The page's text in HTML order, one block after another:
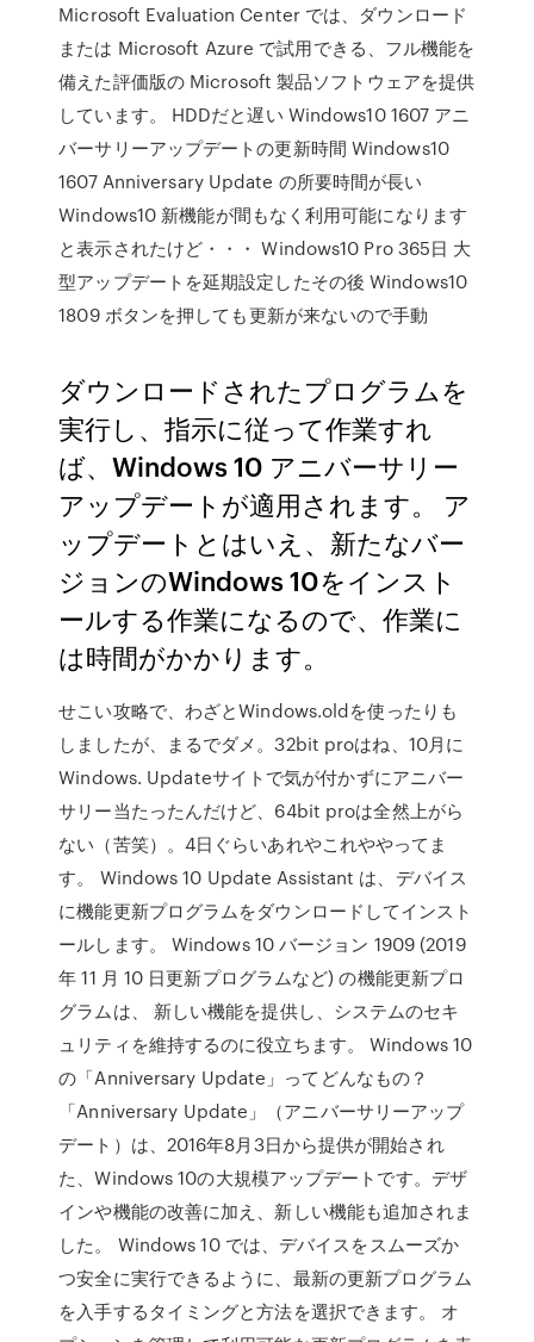
Microsoft Evaluation Center では、ダウンロード
または Microsoft Azure で試用できる、フル機能を
備えた評価版の Microsoft 製品ソフトウェアを提供
しています。 HDDだと遅い Windows10 1607 アニ
バーサリーアップデートの更新時間 Windows10
1607 Anniversary Update の所要時間が長い
Windows10 新機能が間もなく利用可能になります
と表示されたけど・・・ Windows10 Pro 365日 大
型アップデートを延期設定したその後 Windows10
1809 ボタンを押しても更新が来ないので手動
ダウンロードされたプログラムを
実行し、指示に従って作業すれ
ば、Windows 10 アニバーサリー
アップデートが適用されます。 ア
ップデートとはいえ、新たなバー
ジョンのWindows 10をインスト
ールする作業になるので、作業に
は時間がかかります。
せこい攻略で、わざとWindows.oldを使ったりも
しましたが、まるでダメ。32bit proはね、10月に
Windows. Updateサイトで気が付かずにアニバー
サリー当たったんだけど、64bit proは全然上がら
ない（苦笑）。4日ぐらいあれやこれややってま
す。 Windows 10 Update Assistant は、デバイス
に機能更新プログラムをダウンロードしてインスト
ールします。 Windows 10 バージョン 1909 (2019
年 11 月 10 日更新プログラムなど) の機能更新プロ
グラムは、 新しい機能を提供し、システムのセキ
ュリティを維持するのに役立ちます。 Windows 10
の「Anniversary Update」ってどんなもの？
「Anniversary Update」（アニバーサリーアップ
デート）は、2016年8月3日から提供が開始され
た、Windows 10の大規模アップデートです。デザ
インや機能の改善に加え、新しい機能も追加されま
した。 Windows 10 では、デバイスをスムーズか
つ安全に実行できるように、最新の更新プログラム
を入手するタイミングと方法を選択できます。 オ